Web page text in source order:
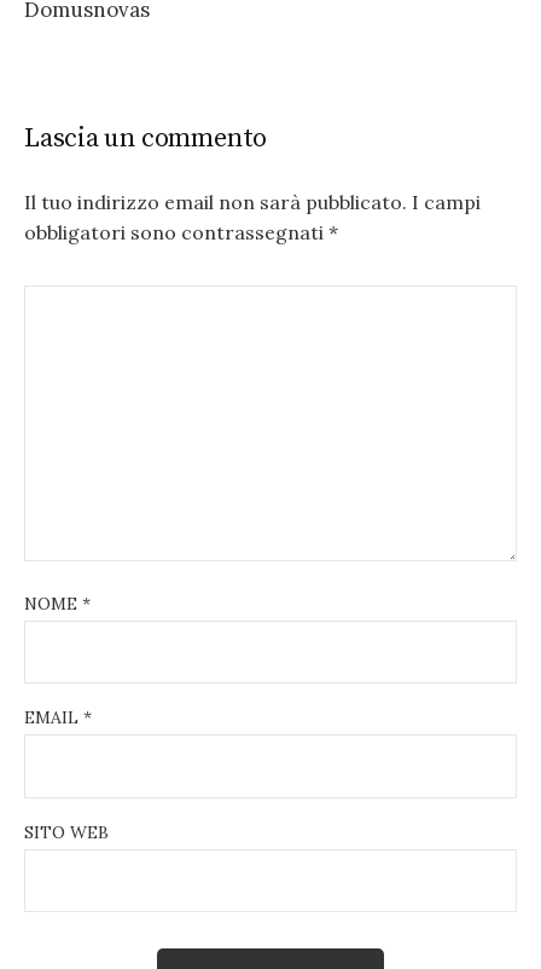
Domusnovas
Lascia un commento
Il tuo indirizzo email non sarà pubblicato. I campi
obbligatori sono contrassegnati *
NOME *
EMAIL *
SITO WEB